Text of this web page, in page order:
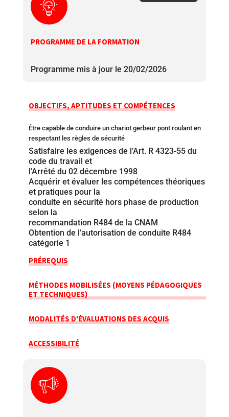
PROGRAMME DE LA FORMATION
Programme mis à jour le 20/02/2026
OBJECTIFS, APTITUDES ET COMPÉTENCES
Être capable de conduire un chariot gerbeur pont roulant en
respectant les règles de sécurité
Satisfaire les exigences de l’Art. R 4323-55 du
code du travail et
l’Arrêté du 02 décembre 1998
Acquérir et évaluer les compétences théoriques
et pratiques pour la
conduite en sécurité hors phase de production
selon la
recommandation R484 de la CNAM
Obtention de l’autorisation de conduite R484
catégorie 1
PRÉREQUIS
MÉTHODES MOBILISÉES (MOYENS PÉDAGOGIQUES
ET TECHNIQUES)
MODALITÉS D'ÉVALUATIONS DES ACQUIS
ACCESSIBILITÉ